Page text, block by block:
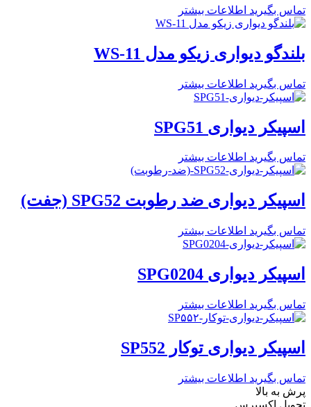
تماس بگیرید اطلاعات بیشتر
بلندگو دیواری زیکو مدل WS-11
تماس بگیرید اطلاعات بیشتر
اسپیکر دیواری SPG51
تماس بگیرید اطلاعات بیشتر
اسپیکر دیواری ضد رطوبت SPG52 (جفت)
تماس بگیرید اطلاعات بیشتر
اسپیکر دیواری SPG0204
تماس بگیرید اطلاعات بیشتر
اسپیکر دیواری توکار SP552
تماس بگیرید اطلاعات بیشتر
پرش به بالا
تحویل اکسپرس